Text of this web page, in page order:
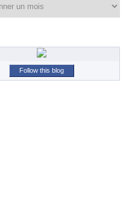
Follow this blog